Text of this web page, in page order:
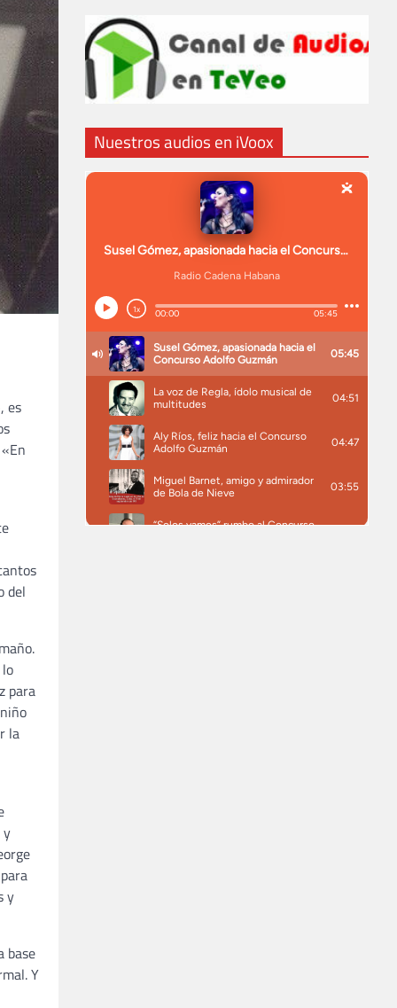
es
del
para
la
y
y
base
Y
Nuestros audios en iVoox